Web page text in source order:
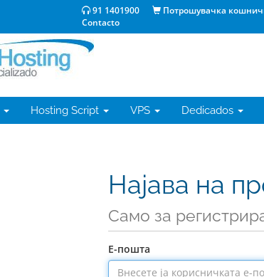
91 1401900 Потрошувачка
Contacto
Hosting Script VPS Dedicados
Најава на
Само за
Е-пошта